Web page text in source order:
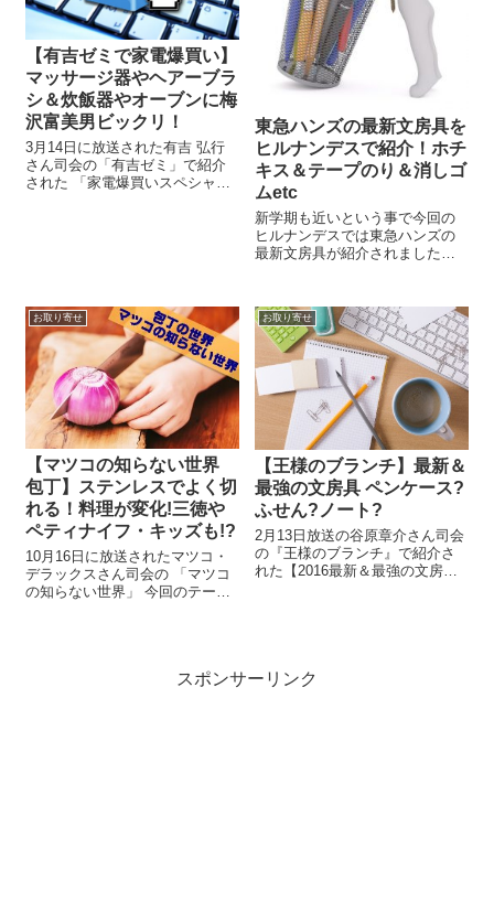
【有吉ゼミで家電爆買い】
マッサージ器やヘアーブラ
シ＆炊飯器やオーブンに梅
沢富美男ビックリ！
3月14日に放送された有吉 弘行
さん司会の「有吉ゼミ」で紹介
された 「家電爆買いスペシャ
東急ハンズの最新文房具を
ヒルナンデスで紹介！ホチ
キス＆テープのり＆消しゴ
ムetc
新学期も近いという事で今回の
ヒルナンデスでは東急ハンズの
最新文房具が紹介されました。
う事で今話題の物をクローズア
ップ！ 今回は便利で機能的な最
新文房具スペシャル
Hey!Say!Jum...
お取り寄せ
【マツコの知らない世界
包丁】ステンレスでよく切
れる！料理が変化!三徳や
ペティナイフ・キッズも!?
10月16日に放送されたマツコ・
デラックスさん司会の 「マツコ
の知らない世界」 今回のテーマ
が変われば… 切れ味が変わ
お取り寄せ
【王様のブランチ】最新＆
最強の文房具 ペンケース?
ふせん?ノート?
2月13日放送の谷原章介さん司会
の『王様のブランチ』で紹介さ
れた【2016最新＆最強の文房
アがす...
スポンサーリンク